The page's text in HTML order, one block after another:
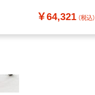
￥64,321 （税込）